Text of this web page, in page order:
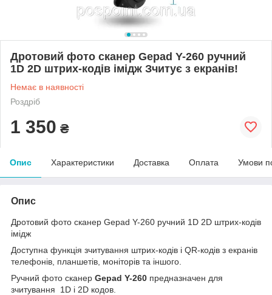
Дротовий фото сканер Gepad Y-260 ручний
1D 2D штрих-кодів імідж Зчитує з екранів!
Немає в наявності
Роздріб
1 350 ₴
Опис Характеристики Доставка Оплата Умови
Опис
Дротовий фото сканер Gepad Y-260 ручний 1D 2D штрих-кодів
імідж
Доступна функція зчитування штрих-кодів і QR-кодів з екранів
телефонів, планшетів, моніторів та іншого.
Ручний фото сканер Gepad Y-260 предназначен для
зчитування 1D і 2D кодов.